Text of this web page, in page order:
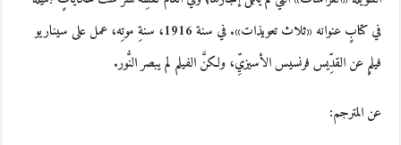
في كتابٍ عنوانه «ثلاث تعويذات». في سنة 1916، سنةِ موتِه، عمل على سيناريو
فيلمٍ عن القدِّيس فرنسيس الأسيزيِّ، ولكنَّ الفيلم لم يبصر النُّور.
عن المترجم: